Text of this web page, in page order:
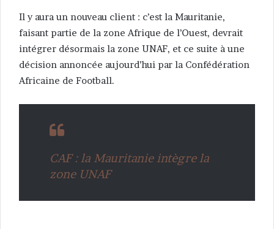
Il y aura un nouveau client : c’est la Mauritanie,
faisant partie de la zone Afrique de l’Ouest, devrait
intégrer désormais la zone UNAF, et ce suite à une
décision annoncée aujourd’hui par la Confédération
Africaine de Football.
CAF : la Mauritanie intègre la
zone UNAF